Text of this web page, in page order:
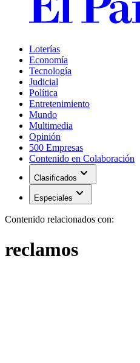
Loterías
Economía
Tecnología
Judicial
Política
Entretenimiento
Mundo
Multimedia
Opinión
500 Empresas
Contenido en Colaboración
Clasificados expand_more
Especiales expand_more
Contenido relacionados con:
reclamos